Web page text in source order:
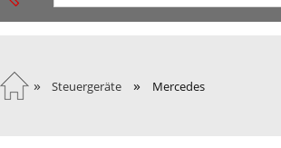
» Steuergeräte » Mercedes